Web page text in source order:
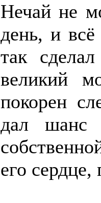
Нечай не
день, и
так
великий
покорен
дал шанс
его